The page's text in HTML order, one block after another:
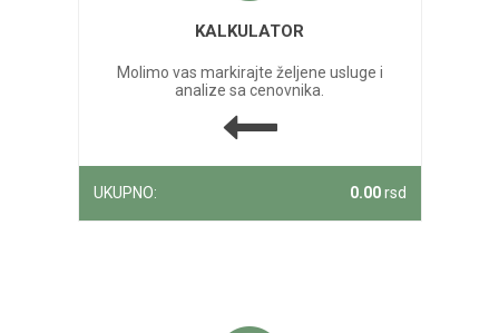
KALKULATOR
Molimo vas markirajte željene usluge i
analize sa cenovnika.
UKUPNO: 0.00rsd